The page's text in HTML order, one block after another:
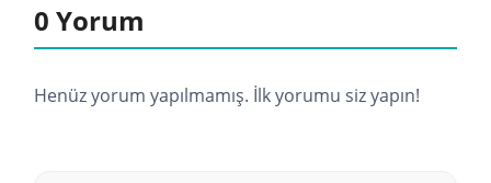
0 Yorum
Henüz yorum yapılmamış. İlk yorumu siz yapın!